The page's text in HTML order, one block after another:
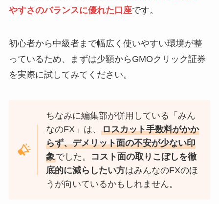
やすさのバランスに優れた口座です。
初心者から中級者まで幅広く使いやすい環境が整
っているため、まずは少額からGMOクリック証券
を実際に試してみてください。
ちなみに編集部が併用している「みん
なのFX」は、ロスカット手数料がかか
らず、デメリット面の不安が少ない印
象でした。 コスト面の取りこぼしを徹
底的に減らしたい方はみんなのFXのほ
うが向いているかもしれません。